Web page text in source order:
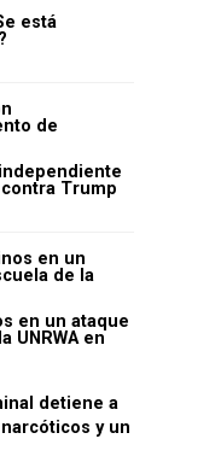
está
Trump
en un ataque
UNRWA en
detiene a
y un